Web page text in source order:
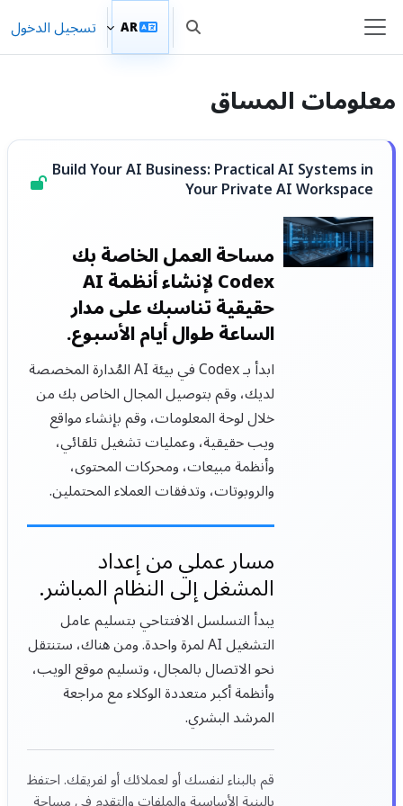
واجهة جانبية تبديل إدخال البحث
AR تسجيل الدخول
معلومات المساق
Build Your AI Business: Practical AI Systems in
Your Private AI Workspace
مساحة العمل الخاصة بك
Codex لإنشاء أنظمة AI
حقيقية تناسبك على مدار
الساعة طوال أيام الأسبوع.
ابدأ بـ Codex في بيئة AI المُدارة المخصصة
لديك، وقم بتوصيل المجال الخاص بك من
خلال لوحة المعلومات، وقم بإنشاء مواقع
ويب حقيقية، وعمليات تشغيل تلقائي،
وأنظمة مبيعات، ومحركات المحتوى،
والروبوتات، وتدفقات العملاء المحتملين.
مسار عملي من إعداد
المشغل إلى النظام المباشر.
يبدأ التسلسل الافتتاحي بتسليم عامل
التشغيل AI لمرة واحدة. ومن هناك، ستنتقل
نحو الاتصال بالمجال، وتسليم موقع الويب،
وأنظمة أكبر متعددة الوكلاء مع مراجعة
المرشد البشري.
قم بالبناء لنفسك أو لعملائك أو لفريقك. احتفظ
بالبنية الأساسية والملفات والتقدم في مساحة